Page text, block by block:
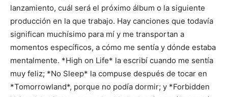
lanzamiento, cuál será el próximo álbum o la siguiente
producción en la que trabajo. Hay canciones que todavía
significan muchísimo para mí y me transportan a
momentos específicos, a cómo me sentía y dónde estaba
mentalmente. *High on Life* la escribí cuando me sentía
muy feliz; *No Sleep* la compuse después de tocar en
*Tomorrowland*, porque no podía dormir; y *Forbidden